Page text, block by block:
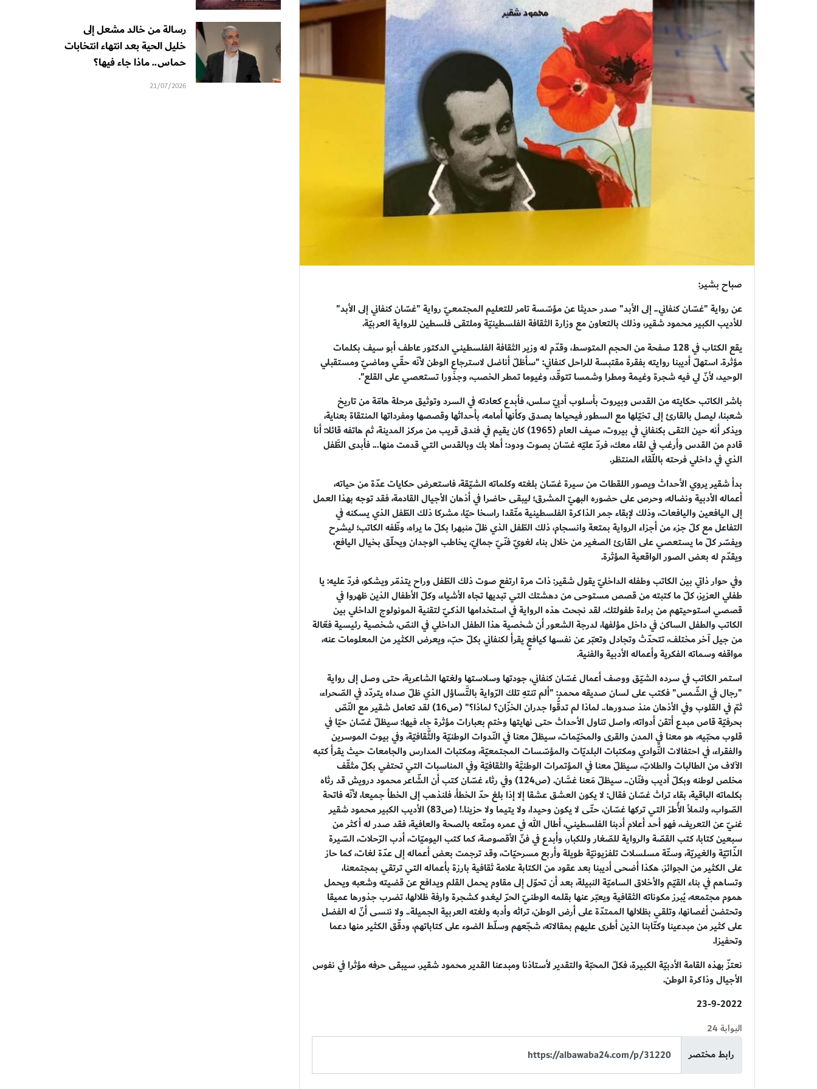
صباح بشير:
عن رواية "غسّان كنفاني.. إلى الأبد" صدر حديثا عن مؤسّسة تامر للتعليم المجتمعيّ رواية "غسّان كنفاني إلى الأبد"
للأديب الكبير محمود شقير، وذلك بالتعاون مع وزارة الثقافة الفلسطينيّة وملتقى فلسطين للرواية العربيّة.
يقع الكتاب في 128 صفحة من الحجم المتوسط، وقدّم له وزير الثقافة الفلسطيني الدكتور عاطف أبو سيف بكلمات
مؤثرة. استهلّ أديبنا روايته بفقرة مقتبسة للراحل كنفاني: "سأظلّ أناضل لاسترجاعِ الوطن لأنّه حقّي وماضيّ ومستقبلي
الوحيد، لأنّ لي فيه شجرة وغيمة ومطرا وشمسا تتوقّد، وغيوما تمطر الخصب، وجذورا تستعصي على القلع".
باشر الكاتب حكايته من القدس وبيروت بأسلوب أدبيّ سلس، فأبدع كعادته في السرد وتوثيق مرحلة هامّة من تاريخ
شعبنا، ليصل بالقارئ إلى تخيّلها مع السطور فيحياها بصدق وكأنها أمامه، بأحداثها وقصصها ومفرداتها المنتقاة بعناية،
ويذكر أنه حين التقى بكنفاني في بيروت، صيف العام (1965) كان يقيم في فندق قريب من مركز المدينة، ثم هاتفه قائلا: أنا
قادم من القدس وأرغب في لقاء معك، فردّ عليّه غسّان بصوت ودود: أهلا بك وبالقدس التي قدمت منها... فأبدى الطَّفل
الذي في داخلي فرحته باللّقاء المنتظر.
بدأ شقير يروي الأحداث ويصور اللقطات من سيرة غسّان بلغته وكلماته الشيّقة، فاستعرض حكايات عدّة من حياته،
أعماله الأدبية ونضاله، وحرص على حضوره البهيّ المشرق؛ ليبقى حاضرا في أذهان الأجيال القادمة، فقد توجه بهذا العمل
إلى اليافعين واليافعات، وذلك لإبقاء جمر الذاكرة الفلسطينية متّقدا راسخا حيّا، مشركا ذلك الطّفل الذي يسكنه في
التفاعل مع كلّ جزء من أجزاء الرواية بمتعة وانسجام، ذلك الطّفل الذي ظلّ منبهرا بكلّ ما يراه، وظّفه الكاتب؛ ليشرح
ويفسّر كلّ ما يستعصي على القارئ الصغير من خلال بناء لغويّ فنّيّ جماليّ، يخاطب الوجدان ويحلّق بخيال اليافع،
ويقدّم له بعض الصور الواقعية المؤثرة.
وفي حوار ذاتي بين الكاتب وطفله الداخليّ يقول شقير: ذات مرة ارتفع صوت ذلك الطّفل وراح يتذمّر ويشكو، فردّ عليه: يا
طفلي العزيز، كلّ ما كتبته من قصص مستوحى من دهشتك التي تبديها تجاه الأشياء، وكلّ الأطفال الذين ظهروا في
قصصي استوحيتهم من براءة طفولتك. لقد نجحت هذه الرواية في استخدامها الذكيّ لتقنية المونولوج الداخلي بين
الكاتب والطفل الساكن في داخل مؤلفها، لدرجة الشعور أن شخصية هذا الطفل الداخلي في النصّ، شخصية رئيسية فعّالة
من جيل آخر مختلف، تتحدّث وتجادل وتعبّر عن نفسها كيافعٍ يقرأ لكنفاني بكلّ حبّ، ويعرض الكثير من المعلومات عنه،
مواقفه وسماته الفكرية وأعماله الأدبية والفنية.
استمر الكاتب في سرده الشيّق ووصف أعمال غسّان كنفاني، جودتها وسلاستها ولغتها الشاعرية، حتى وصل إلى رواية
"رجال في الشّمس" فكتب على لسان صديقه محمد: "ألم تنتهِ تلك الرّواية بالتَّساؤل الذي ظلّ صداه يتردّد في الصّحراء،
ثمّ في القلوب وفي الأذهان منذ صدورها.. لماذا لم تدقُّوا جدران الخزّان؟ لماذا؟" (ص16) لقد تعامل شقير مع النّصّ
بحرفيّة قاص مبدع أتقن أدواته، واصل تناول الأحداث حتى نهايتها وختم بعبارات مؤثرة جاء فيها: سيظلّ غسّان حيّا في
قلوب محبّيه، هو معنا في المدن والقرى والمخيّمات، سيظلّ معنا في النّدوات الوطنيّة والثَّقافيّة، وفي بيوت الموسرين
والفقراء، في احتفالات النَّوادي ومكتبات البلديّات والمؤسّسات المجتمعيّة، ومكتبات المدارس والجامعات حيث يقرأ كتبه
الآلاف من الطالبات والطلابّ، سيظلّ معنا في المؤتمرات الوطنيَّة والثقافيّة وفي المناسبات التي تحتفي بكلّ مثقّف
مخلص لوطنه وبكلّ أديب وفنّان.. سيظلّ مَعنا غسَّان. (ص124) وفي رثاء غسّان كتب أن الشّاعر محمود درويش قد رثاه
بكلماته الباقية، بقاء تراث غسّان فقال: لا يكون العشق عشقا إلا إذا بلغ حدّ الخطأ، فلنذهب إلى الخطأ جميعا، لأنّه فاتحة
الصّواب، ولنملأ الأُطرَ التي تركها غسّان، حتّى لا يكون وحيدا، ولا يتيما ولا حزينا.! (ص83) الأديب الكبير محمود شقير
غنيّ عن التعريف، فهو أحد أعلام أدبنا الفلسطيني، أطال الله في عمره ومتّعه بالصحة والعافية، فقد صدر له أكثر من
سبعين كتابا، كتب القصّة والرواية للصّغار وللكبار، وأبدع في فنّ الأقصوصة، كما كتب اليوميّات، أدب الرّحلات، السّيرة
الذّاتيّة والغيريّة، وستّة مسلسلات تلفزيونيّة طويلة وأربع مسرحيّات، وقد ترجمت بعض أعماله إلى عدّة لغات، كما حاز
على الكثير من الجوائز. هكذا أضحى أديبنا بعد عقود من الكتابة علامة ثقافية بارزة بأعماله التي ترتقي بمجتمعنا،
وتساهم في بناء القيّم والأخلاق الساميّة النبيلة، بعد أن تحوّل إلى مقاوم يحمل القلم ويدافع عن قضيته وشعبه ويحمل
هموم مجتمعه، يُبرز مكوناته الثقافية ويعبّر عنها بقلمه الوطنيّ الحرّ ليغدو كشجرة وارفة ظلالها، تضرب جذورها عميقا
وتحتضن أغصانها، وتلقي بظلالها الممتدّة على أرض الوطن، تراثه وأدبه ولغته العربية الجميلة.. ولا ننسى أنّ له الفضل
على كثير من مبدعينا وكتّابنا الذين أطرى عليهم بمقالاته، شجّعهم وسلّط الضوء على كتاباتهم، ودقّق الكثير منها دعما
وتحفيزا.
نعتزّ بهذه القامة الأدبيّة الكبيرة، فكلّ المحبّة والتقدير لأستاذنا ومبدعنا القدير محمود شقير. سيبقى حرفه مؤثرا في نفوس
الأجيال وذاكرة الوطن.
23-9-2022
البوابة 24
رابط مختصر
رسالة من خالد مشعل إلى
خليل الحية بعد انتهاء انتخابات
حماس.. ماذا جاء فيها؟
21/07/2026